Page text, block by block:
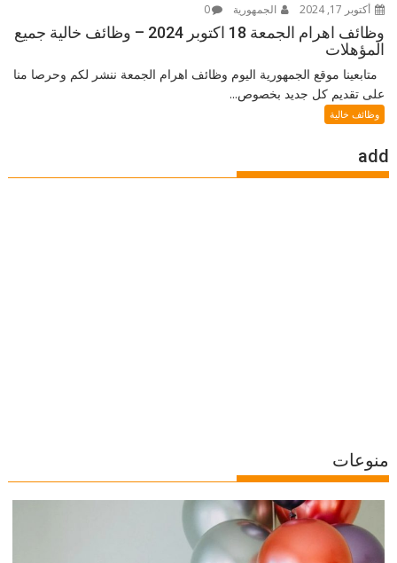
أكتوبر 17, 2024 الجمهورية 0
وظائف اهرام الجمعة 18 اكتوبر 2024 – وظائف خالية جميع
المؤهلات
متابعينا موقع الجمهورية اليوم وظائف اهرام الجمعة ننشر لكم وحرصا منا
على تقديم كل جديد بخصوص...
وظائف خالية
add
منوعات